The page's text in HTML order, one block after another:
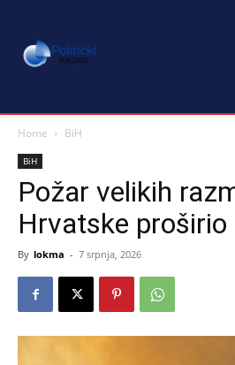
Home BiH
BiH
Požar velikih
Hrvatske proširio
By lokma - 7 srpnja, 2026